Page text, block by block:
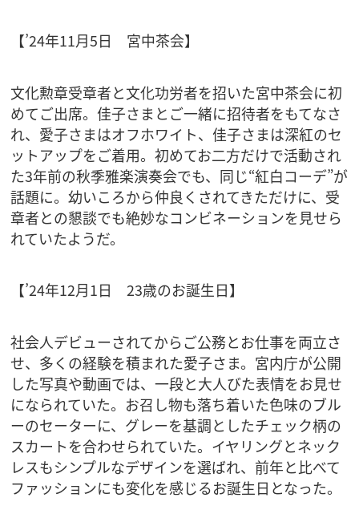
【’24年11月5日 宮中茶会】
文化勲章受章者と文化功労者を招いた宮中茶会に初
めてご出席。佳子さまとご一緒に招待者をもてなさ
れ、愛子さまはオフホワイト、佳子さまは深紅のセ
ットアップをご着用。初めてお二方だけで活動され
た3年前の秋季雅楽演奏会でも、同じ“紅白コーデ”が
話題に。幼いころから仲良くされてきただけに、受
章者との懇談でも絶妙なコンビネーションを見せら
れていたようだ。
【’24年12月1日 23歳のお誕生日】
社会人デビューされてからご公務とお仕事を両立さ
せ、多くの経験を積まれた愛子さま。宮内庁が公開
した写真や動画では、一段と大人びた表情をお見せ
になられていた。お召し物も落ち着いた色味のブル
ーのセーターに、グレーを基調としたチェック柄の
スカートを合わせられていた。イヤリングとネック
レスもシンプルなデザインを選ばれ、前年と比べて
ファッションにも変化を感じるお誕生日となった。